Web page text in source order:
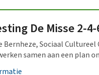
De Misse 2-
Bernheze, Sociaal
samen aan een plan